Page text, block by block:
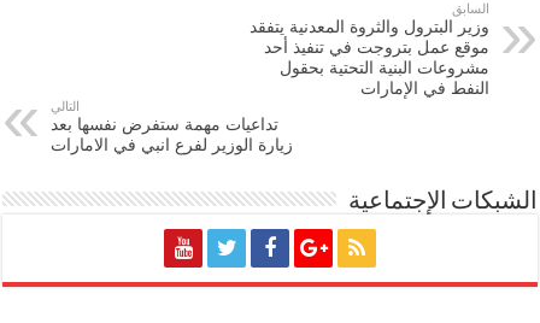
السابق
وزير البترول والثروة المعدنية يتفقد
موقع عمل بتروجت في تنفيذ أحد
مشروعات البنية التحتية بحقول
النفط في الإمارات
التالي
تداعيات مهمة ستفرض نفسها بعد
زيارة الوزير لفرع انبي في الامارات
الشبكات الإجتماعية